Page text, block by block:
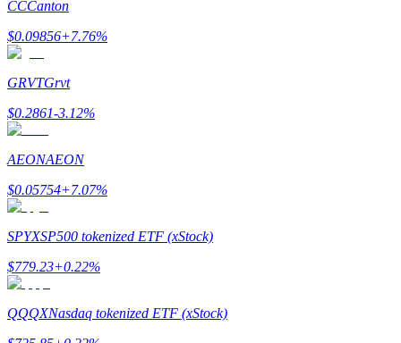
Tjäna
CCCanton
$0.09856+7.76%
GRVTGrvt
$0.2861-3.12%
AEONAEON
$0.05754+7.07%
SPYXSP500 tokenized ETF (xStock)
$779.23+0.22%
QQQXNasdaq tokenized ETF (xStock)